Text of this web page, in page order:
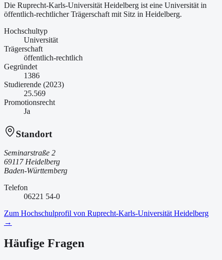
Die Ruprecht-Karls-Universität Heidelberg ist eine Universität in
öffentlich-rechtlicher Trägerschaft mit Sitz in Heidelberg.
Hochschultyp
Universität
Trägerschaft
öffentlich-rechtlich
Gegründet
1386
Studierende (2023)
25.569
Promotionsrecht
Ja
Standort
Seminarstraße 2
69117 Heidelberg
Baden-Württemberg
Telefon
06221 54-0
Zum Hochschulprofil von Ruprecht-Karls-Universität Heidelberg
→
Häufige Fragen